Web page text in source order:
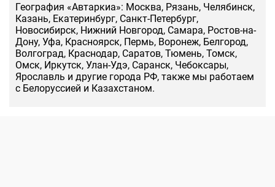
География «Автаркиа»: Москва, Рязань, Челябинск,
Казань, Екатеринбург, Санкт-Петербург,
Новосибирск, Нижний Новгород, Самара, Ростов-на-
Дону, Уфа, Красноярск, Пермь, Воронеж, Белгород,
Волгоград, Краснодар, Саратов, Тюмень, Томск,
Омск, Иркутск, Улан-Удэ, Саранск, Чебоксары,
Ярославль и другие города РФ, также мы работаем
с Белоруссией и Казахстаном.